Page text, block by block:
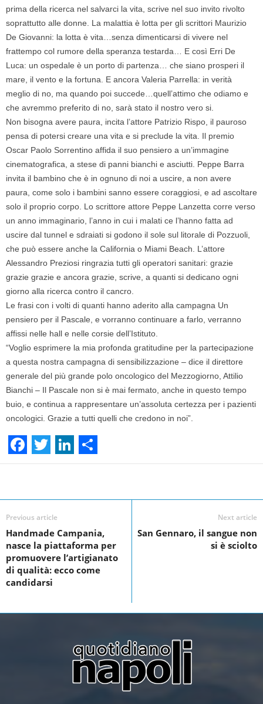
prima della ricerca nel salvarci la vita, scrive nel suo invito rivolto
soprattutto alle donne. La malattia è lotta per gli scrittori Maurizio
De Giovanni: la lotta è vita…senza dimenticarsi di vivere nel
frattempo col rumore della speranza testarda… E così Erri De
Luca: un ospedale è un porto di partenza… che siano prosperi il
mare, il vento e la fortuna. E ancora Valeria Parrella: in verità
meglio di no, ma quando poi succede…quell’attimo che odiamo e
che avremmo preferito di no, sarà stato il nostro vero si.
Non bisogna avere paura, incita l’attore Patrizio Rispo, il pauroso
pensa di potersi creare una vita e si preclude la vita. Il premio
Oscar Paolo Sorrentino affida il suo pensiero a un’immagine
cinematografica, a stese di panni bianchi e asciutti. Peppe Barra
invita il bambino che è in ognuno di noi a uscire, a non avere
paura, come solo i bambini sanno essere coraggiosi, e ad ascoltare
solo il proprio corpo. Lo scrittore attore Peppe Lanzetta corre verso
un anno immaginario, l’anno in cui i malati ce l’hanno fatta ad
uscire dal tunnel e sdraiati si godono il sole sul litorale di Pozzuoli,
che può essere anche la California o Miami Beach. L’attore
Alessandro Preziosi ringrazia tutti gli operatori sanitari: grazie
grazie grazie e ancora grazie, scrive, a quanti si dedicano ogni
giorno alla ricerca contro il cancro.
Le frasi con i volti di quanti hanno aderito alla campagna Un
pensiero per il Pascale, e vorranno continuare a farlo, verranno
affissi nelle hall e nelle corsie dell’Istituto.
“Voglio esprimere la mia profonda gratitudine per la partecipazione
a questa nostra campagna di sensibilizzazione – dice il direttore
generale del più grande polo oncologico del Mezzogiorno, Attilio
Bianchi – Il Pascale non si è mai fermato, anche in questo tempo
buio, e continua a rappresentare un’assoluta certezza per i pazienti
oncologici. Grazie a tutti quelli che credono in noi”.
F
c
e
b
o
o
T
i
t
t
e
r
L
n
k
e
d
I
S
a
e
Previous article
Handmade Campania,
nasce la piattaforma per
promuovere l’artigianato
di qualità: ecco come
candidarsi
Next article
San Gennaro, il sangue non
si è sciolto